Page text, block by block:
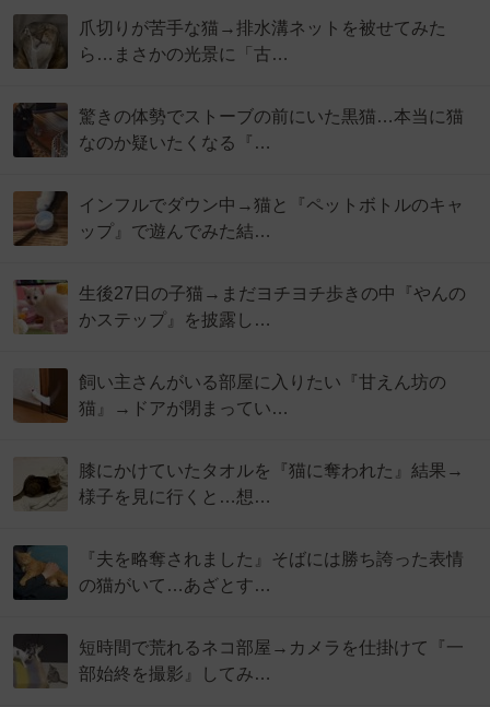
爪切りが苦手な猫→排水溝ネットを被せてみた
ら…まさかの光景に「古…
驚きの体勢でストーブの前にいた黒猫…本当に猫
なのか疑いたくなる『…
インフルでダウン中→猫と『ペットボトルのキャ
ップ』で遊んでみた結…
生後27日の子猫→まだヨチヨチ歩きの中『やんの
かステップ』を披露し…
飼い主さんがいる部屋に入りたい『甘えん坊の
猫』→ドアが閉まってい…
膝にかけていたタオルを『猫に奪われた』結果→
様子を見に行くと…想…
『夫を略奪されました』そばには勝ち誇った表情
の猫がいて…あざとす…
短時間で荒れるネコ部屋→カメラを仕掛けて『一
部始終を撮影』してみ…